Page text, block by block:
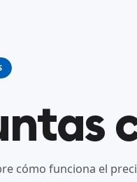
cómo funciona el